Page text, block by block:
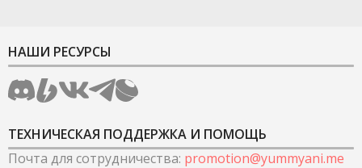
НАШИ РЕСУРСЫ
ТЕХНИЧЕСКАЯ ПОДДЕРЖКА И ПОМОЩЬ
Почта для сотрудничества: promotion@yummyani.me